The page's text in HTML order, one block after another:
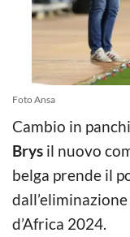
Foto Ansa
Cambio in
Brys il nuovo
belga prende il
d’Africa 2024.